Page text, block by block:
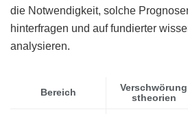
die Notwendigkeit, solche
hinterfragen und auf fundierter
analysieren.
Bereich
Verschwörung
stheorien